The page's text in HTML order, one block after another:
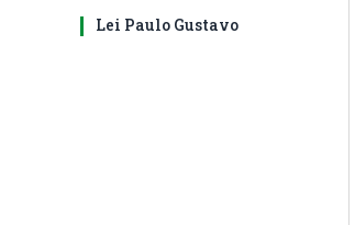
Lei Paulo Gustavo